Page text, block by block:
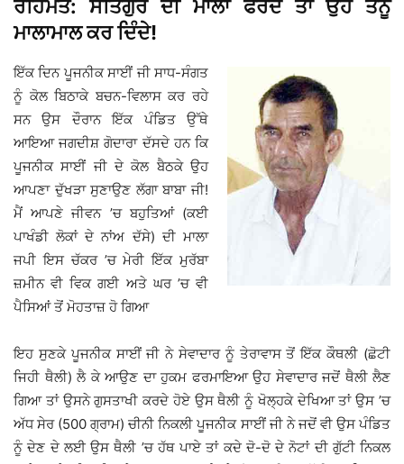
ਰਹਿਮਤ: ਸਤਿਗੁਰ ਦੀ ਮਾਲਾ ਫੇਰਦੇ ਤਾਂ ਉਹ ਤੈਨੂੰ
ਮਾਲਾਮਾਲ ਕਰ ਦਿੰਦੇ!
ਇੱਕ ਦਿਨ ਪੂਜਨੀਕ ਸਾਈਂ ਜੀ ਸਾਧ-ਸੰਗਤ
ਨੂੰ ਕੋਲ ਬਿਠਾਕੇ ਬਚਨ-ਵਿਲਾਸ ਕਰ ਰਹੇ
ਸਨ ਉਸ ਦੌਰਾਨ ਇੱਕ ਪੰਡਿਤ ਉੱਥੇ
ਆਇਆ ਜਗਦੀਸ਼ ਗੋਦਾਰਾ ਦੱਸਦੇ ਹਨ ਕਿ
ਪੂਜਨੀਕ ਸਾਈਂ ਜੀ ਦੇ ਕੋਲ ਬੈਠਕੇ ਉਹ
ਆਪਣਾ ਦੁੱਖੜਾ ਸੁਣਾਉਣ ਲੱਗਾ ਬਾਬਾ ਜੀ!
ਮੈਂ ਆਪਣੇ ਜੀਵਨ ’ਚ ਬਹੁਤਿਆਂ (ਕਈ
ਪਾਖੰਡੀ ਲੋਕਾਂ ਦੇ ਨਾਂਅ ਦੱਸੇ) ਦੀ ਮਾਲਾ
ਜਪੀ ਇਸ ਚੱਕਰ ’ਚ ਮੇਰੀ ਇੱਕ ਮੁਰੱਬਾ
ਜ਼ਮੀਨ ਵੀ ਵਿਕ ਗਈ ਅਤੇ ਘਰ ’ਚ ਵੀ
ਪੈਸਿਆਂ ਤੋਂ ਮੋਹਤਾਜ਼ ਹੋ ਗਿਆ
ਇਹ ਸੁਣਕੇ ਪੂਜਨੀਕ ਸਾਈਂ ਜੀ ਨੇ ਸੇਵਾਦਾਰ ਨੂੰ ਤੇਰਾਵਾਸ ਤੋਂ ਇੱਕ ਕੌਥਲੀ (ਛੋਟੀ
ਜਿਹੀ ਥੈਲੀ) ਲੈ ਕੇ ਆਉਣ ਦਾ ਹੁਕਮ ਫਰਮਾਇਆ ਉਹ ਸੇਵਾਦਾਰ ਜਦੋਂ ਥੈਲੀ ਲੈਣ
ਗਿਆ ਤਾਂ ਉਸਨੇ ਗੁਸਤਾਖੀ ਕਰਦੇ ਹੋਏ ਉਸ ਥੈਲੀ ਨੂੰ ਖੋਲ੍ਹਕੇ ਦੇਖਿਆ ਤਾਂ ਉਸ ’ਚ
ਅੱਧ ਸੇਰ (500 ਗ੍ਰਾਮ) ਚੀਨੀ ਨਿਕਲੀ ਪੂਜਨੀਕ ਸਾਈਂ ਜੀ ਨੇ ਜਦੋਂ ਵੀ ਉਸ ਪੰਡਿਤ
ਨੂੰ ਦੇਣ ਦੇ ਲਈ ਉਸ ਥੈਲੀ ’ਚ ਹੱਥ ਪਾਏ ਤਾਂ ਕਦੇ ਦੋ-ਦੋ ਦੇ ਨੋਟਾਂ ਦੀ ਗੁੱਟੀ ਨਿਕਲ